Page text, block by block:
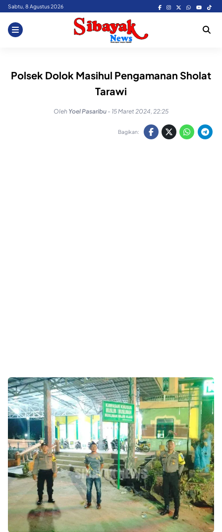
Skip
content
Sabtu, 8 Agustus 2026
Polsek Dolok Masihul Pengamanan Sholat
Tarawi
Oleh Yoel Pasaribu - 15 Maret 2024, 22:25
Bagikan: